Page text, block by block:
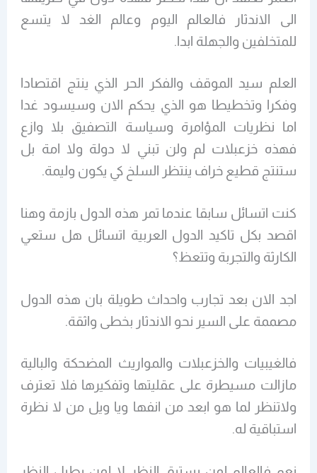
الى الاندثار فالعالم اليوم وعالم الغد لا يتسع
للمتخلفين والجهلة ابدا.
العلم سيد الموقف والفكر الحر الذي ينتج اقتصادا
وفكرا وتخطيطا هو الذي يحكم الان وسيسود غدا
اما نظريات المؤامرة وسياسة التصفيق بلا وازع
فهذه خزعبلات لم ولن تبني لا دولة ولا امة بل
ستنتج قطيع خراف ينتظر السلخ كي يكون وليمة.
كنت اتسائل سابقا عندما تمر هذه الدول بازمة وهنا
اقصد بكل تاكيد الدول العربية اتسائل هل ستعي
الكارثة والتجربة وتتعظ؟
اجد الان بعد تجارب واحداث طويلة بان هذه الدول
مصممة على السير نحو الاندثار بخطى واثقة.
فالغيبيات والخزعبلات والمواريث المضحكة والبالية
مازالت مسيطرة على عقليتها وتفكيرها فلا تعترف
ولاتنظر لما هو ابعد من انفها ويا ويل من لا نظرة
استباقية له.